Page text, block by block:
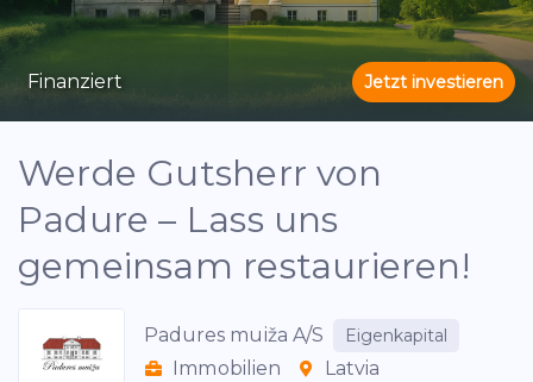
Finanziert Jetzt investieren
Werde Gutsherr von
Padure – Lass uns
gemeinsam restaurieren!
Padures muiža A/S Eigenkapital
Immobilien Latvia